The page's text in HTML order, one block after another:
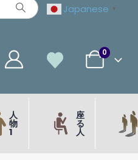
Japanese ▼
0
人
物
1
座
る
人